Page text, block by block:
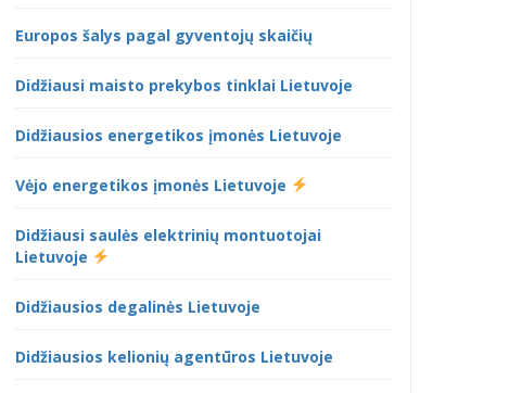
Europos šalys pagal gyventojų skaičių
Didžiausi maisto prekybos tinklai Lietuvoje
Didžiausios energetikos įmonės Lietuvoje
Vėjo energetikos įmonės Lietuvoje
Didžiausi saulės elektrinių montuotojai
Lietuvoje
Didžiausios degalinės Lietuvoje
Didžiausios kelionių agentūros Lietuvoje